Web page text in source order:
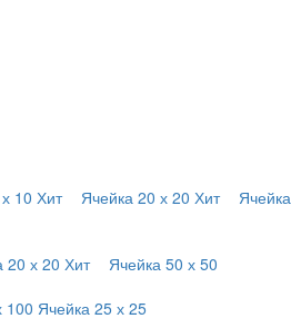
10 Хит Ячейка 20 х 20 Хит
Ячейка
20 х 20 Хит
Ячейка 50 х 50
100 Ячейка 25 х 25